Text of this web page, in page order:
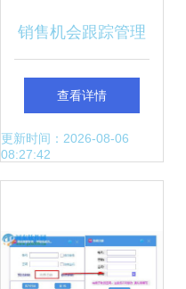
销售机会跟踪管理
软件系统 助力企业
高效驾驭商机，赋
查看详情
更新时间：2026-08-06
08:27:42